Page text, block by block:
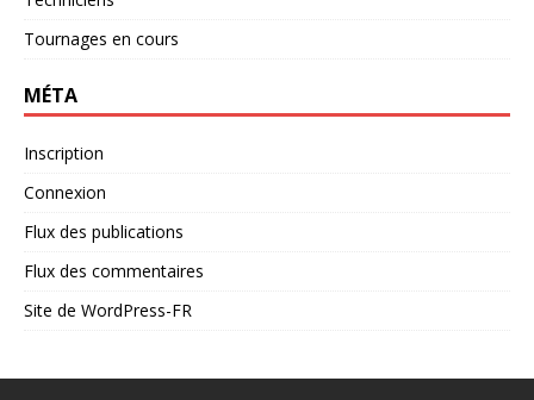
Tournages en cours
MÉTA
Inscription
Connexion
Flux des publications
Flux des commentaires
Site de WordPress-FR